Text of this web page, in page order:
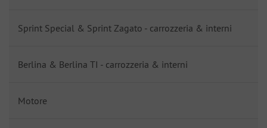
Sprint Special & Sprint Zagato - carrozzeria & interni
Berlina & Berlina TI - carrozzeria & interni
Motore